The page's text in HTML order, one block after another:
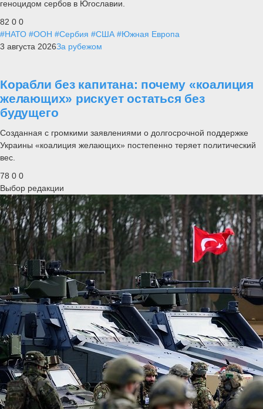
геноцидом сербов в Югославии.
82 0 0
#НАТО #ООН #Сербия #США #Южная Европа
3 августа 2026За рубежом
Корабли без капитана: почему «коалиция
желающих» рискует остаться без
будущего
Созданная с громкими заявлениями о долгосрочной поддержке
Украины «коалиция желающих» постепенно теряет политический
вес.
78 0 0
Выбор редакции